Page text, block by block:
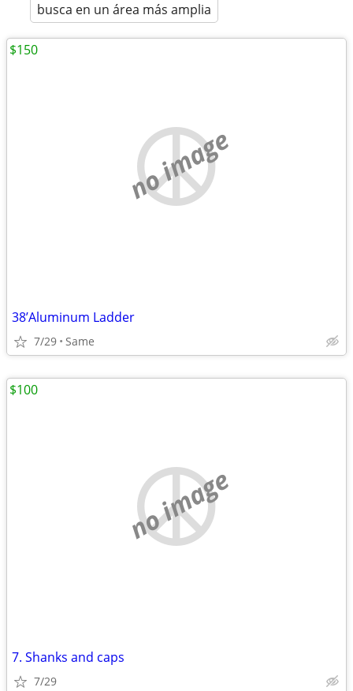
busca en un área más amplia
no image
38’Aluminum Ladder
7/29 Same
$150
no image
7. Shanks and caps
7/29
$100